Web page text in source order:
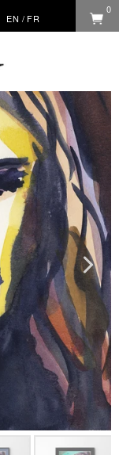
EN / FR
0